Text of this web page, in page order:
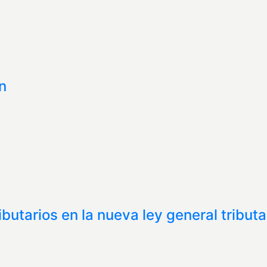
en la nueva ley general